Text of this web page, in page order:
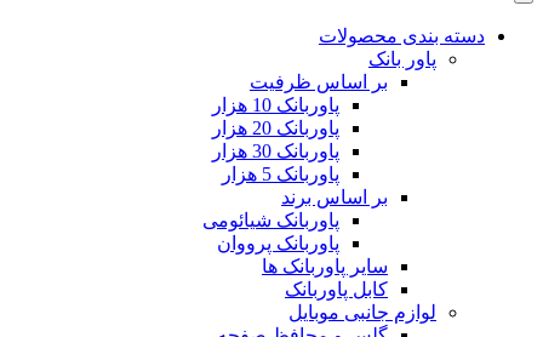
دسته بندی محصولات
پاور بانک
بر اساس ظرفیت
پاوربانک 10 هزار
پاوربانک 20 هزار
پاوربانک 30 هزار
پاوربانک 5 هزار
بر اساس برند
پاوربانک شیائومی
پاوربانک پرووان
سایر پاوربانک ها
کابل پاوربانک
لوازم جانبی موبایل